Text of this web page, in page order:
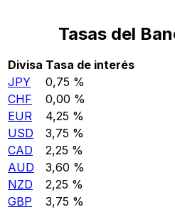
Tasas del
Divisa Tasa de interés
JPY
0,75 %
CHF
0,00 %
EUR
4,25 %
USD
3,75 %
CAD
2,25 %
AUD
3,60 %
NZD
2,25 %
GBP
3,75 %